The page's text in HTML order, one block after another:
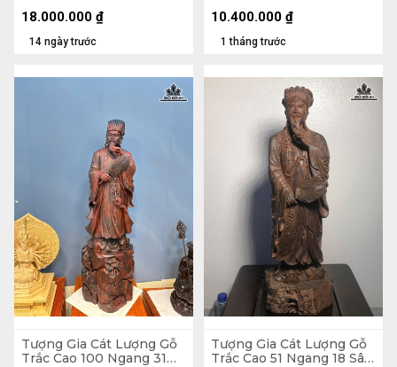
14 ngày trước
18.000.000 ₫
1 tháng trước
10.400.000 ₫
Tượng Gia Cát Lượng Gỗ
Trắc Cao 100 Ngang 31
Tượng Gia Cát Lượng Gỗ
Trắc Cao 51 Ngang 18 Sâu